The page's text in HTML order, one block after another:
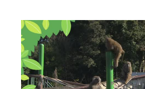
（GmailやYahooなどのフリー
スでも作成可能です）
※マイページへのログイン・
録は こちら から
※CCNetアプリをご利用中の
ご視聴いただけます。